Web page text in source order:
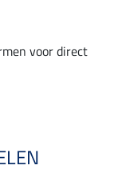
voor direct